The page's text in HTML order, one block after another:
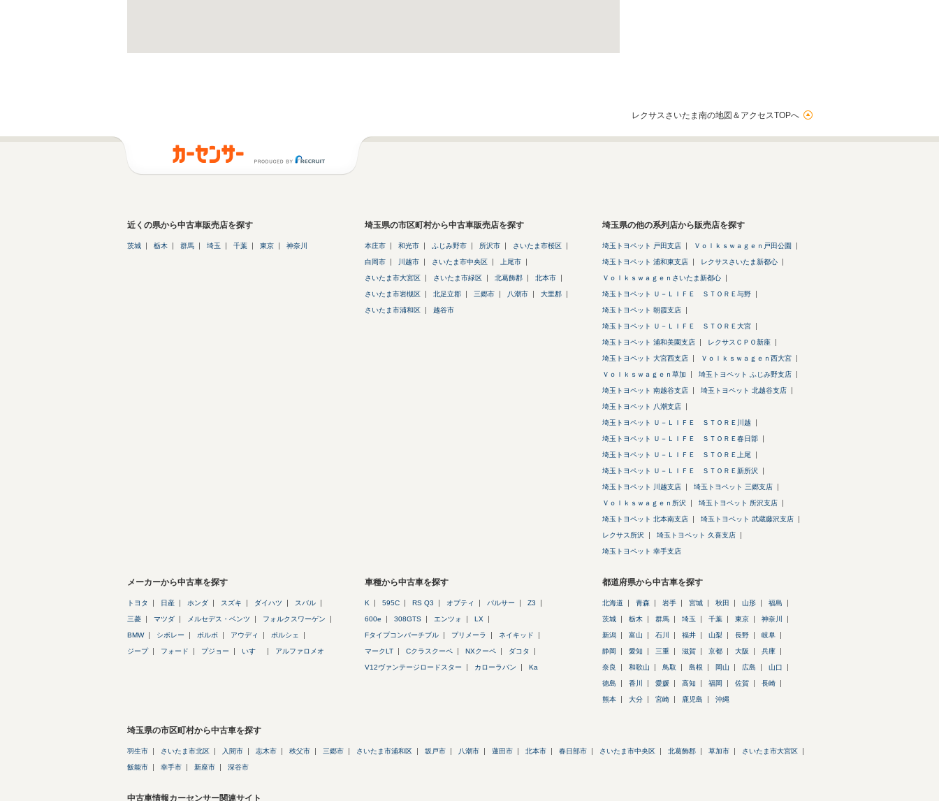
レクサスさいたま南の地図＆アクセスTOPへ
近くの県から中古車販売店を探す
茨城 栃木 群馬 埼玉 千葉 東京 神奈川
埼玉県の市区町村から中古車販売店を探す
本庄市 和光市 ふじみ野市 所沢市 さいたま市桜区
白岡市 川越市 さいたま市中央区 上尾市
さいたま市大宮区 さいたま市緑区 北葛飾郡 北本市
さいたま市岩槻区 北足立郡 三郷市 八潮市 大里郡
さいたま市浦和区 越谷市
埼玉県の他の系列店から販売店を探す
埼玉トヨペット 戸田支店 Ｖｏｌｋｓｗａｇｅｎ戸田公園
埼玉トヨペット 浦和東支店 レクサスさいたま新都心
Ｖｏｌｋｓｗａｇｅｎさいたま新都心
埼玉トヨペット Ｕ－ＬＩＦＥ ＳＴＯＲＥ与野
埼玉トヨペット 朝霞支店
埼玉トヨペット Ｕ－ＬＩＦＥ ＳＴＯＲＥ大宮
埼玉トヨペット 浦和美園支店 レクサスＣＰＯ新座
埼玉トヨペット 大宮西支店 Ｖｏｌｋｓｗａｇｅｎ西大宮
Ｖｏｌｋｓｗａｇｅｎ草加 埼玉トヨペット ふじみ野支店
埼玉トヨペット 南越谷支店 埼玉トヨペット 北越谷支店
埼玉トヨペット 八潮支店
埼玉トヨペット Ｕ－ＬＩＦＥ ＳＴＯＲＥ川越
埼玉トヨペット Ｕ－ＬＩＦＥ ＳＴＯＲＥ春日部
埼玉トヨペット Ｕ－ＬＩＦＥ ＳＴＯＲＥ上尾
埼玉トヨペット Ｕ－ＬＩＦＥ ＳＴＯＲＥ新所沢
埼玉トヨペット 川越支店 埼玉トヨペット 三郷支店
Ｖｏｌｋｓｗａｇｅｎ所沢 埼玉トヨペット 所沢支店
埼玉トヨペット 北本南支店 埼玉トヨペット 武蔵藤沢支店
レクサス所沢 埼玉トヨペット 久喜支店
埼玉トヨペット 幸手支店
メーカーから中古車を探す
トヨタ 日産 ホンダ スズキ ダイハツ スバル
三菱 マツダ メルセデス・ベンツ フォルクスワーゲン
BMW シボレー ボルボ アウディ ポルシェ
ジープ フォード プジョー いすゞ アルファロメオ
車種から中古車を探す
K 595C RS Q3 オプティ パルサー Z3
600e 308GTS エンツォ LX
Fタイプコンバーチブル プリメーラ ネイキッド
マークLT Cクラスクーペ NXクーペ ダコタ
V12ヴァンテージロードスター カローラバン Ka
都道府県から中古車を探す
北海道 青森 岩手 宮城 秋田 山形 福島
茨城 栃木 群馬 埼玉 千葉 東京 神奈川
新潟 富山 石川 福井 山梨 長野 岐阜
静岡 愛知 三重 滋賀 京都 大阪 兵庫
奈良 和歌山 鳥取 島根 岡山 広島 山口
徳島 香川 愛媛 高知 福岡 佐賀 長崎
熊本 大分 宮崎 鹿児島 沖縄
埼玉県の市区町村から中古車を探す
羽生市 さいたま市北区 入間市 志木市 秩父市 三郷市 さいたま市浦和区 坂戸市 八潮市 蓮田市 北本市 春日部市 さいたま市中央区 北葛飾郡 草加市 さいたま市大宮区
飯能市 幸手市 新座市 深谷市
中古車情報カーセンサー関連サイト